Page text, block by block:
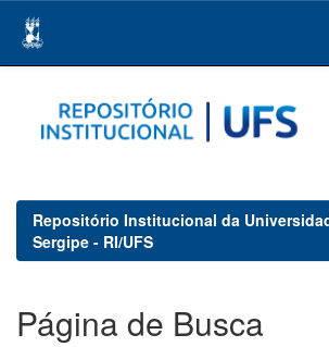
navigation
Repositório Institucional da
Sergipe - RI/UFS
Página de Busca